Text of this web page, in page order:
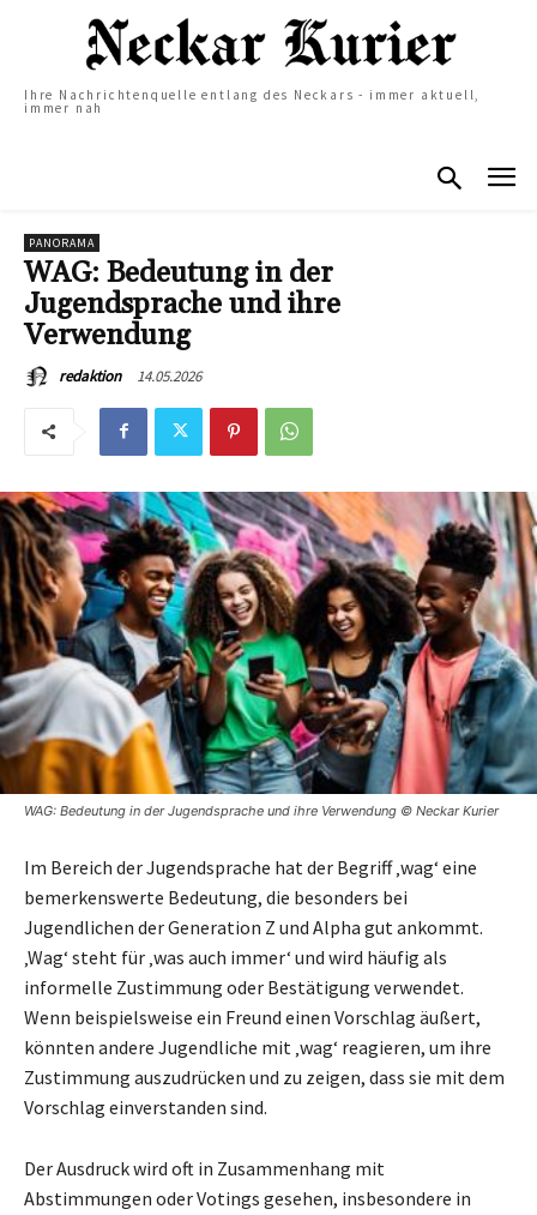
Ihre Nachrichtenquelle entlang des Neckars - immer aktuell,
immer nah
PANORAMA
WAG: Bedeutung in der
Jugendsprache und ihre
Verwendung
redaktion 14.05.2026
WAG: Bedeutung in der Jugendsprache und ihre Verwendung © Neckar Kurier
Im Bereich der Jugendsprache hat der Begriff ‚wag‘ eine
bemerkenswerte Bedeutung, die besonders bei
Jugendlichen der Generation Z und Alpha gut ankommt.
‚Wag‘ steht für ‚was auch immer‘ und wird häufig als
informelle Zustimmung oder Bestätigung verwendet.
Wenn beispielsweise ein Freund einen Vorschlag äußert,
könnten andere Jugendliche mit ‚wag‘ reagieren, um ihre
Zustimmung auszudrücken und zu zeigen, dass sie mit dem
Vorschlag einverstanden sind.
Der Ausdruck wird oft in Zusammenhang mit
Abstimmungen oder Votings gesehen, insbesondere in